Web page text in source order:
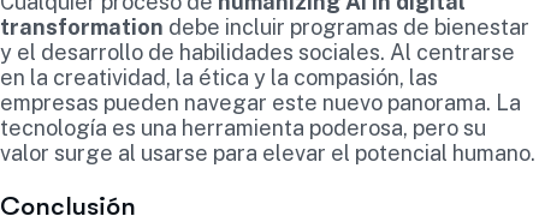
transformation debe incluir programas de bienestar
y el desarrollo de habilidades sociales. Al centrarse
en la creatividad, la ética y la compasión, las
empresas pueden navegar este nuevo panorama. La
tecnología es una herramienta poderosa, pero su
valor surge al usarse para elevar el potencial humano.
Conclusión